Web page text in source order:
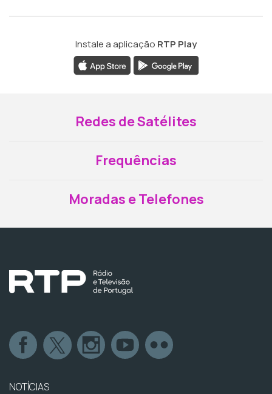
Instale a aplicação RTP Play
Redes de Satélites
Frequências
Moradas e Telefones
NOTÍCIAS